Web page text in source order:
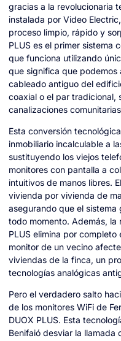
gracias a la revolucionaria
instalada por Video
proceso limpio, rápido y
PLUS es el primer sistema
que funciona utilizando
que significa que
cableado antiguo del
coaxial o el par tradicional,
canalizaciones
Esta conversión
inmobiliario incalculable a
sustituyendo los viejos
monitores con pantalla a
intuitivos de manos libres.
vivienda por vivienda de
asegurando que el
todo momento. Además, la
PLUS elimina por
monitor de un vecino
viviendas de la finca, un
tecnologías analógicas
Pero el verdadero salto
de los monitores WiFi de
DUOX PLUS. Esta
Benifaió desviar la